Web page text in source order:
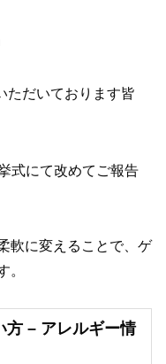
ただいております皆
式にて改めてご報告
軟に変えることで、ゲ
。
方 – アレルギー情